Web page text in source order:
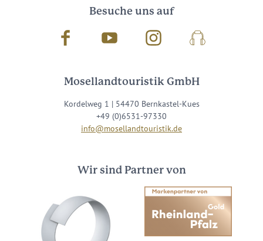
Besuche uns auf
Facebook Youtube InstagramPodcast
Mosellandtouristik GmbH
Kordelweg 1 | 54470 Bernkastel-Kues
+49 (0)6531-97330
info@mosellandtouristik.de
Wir sind Partner von